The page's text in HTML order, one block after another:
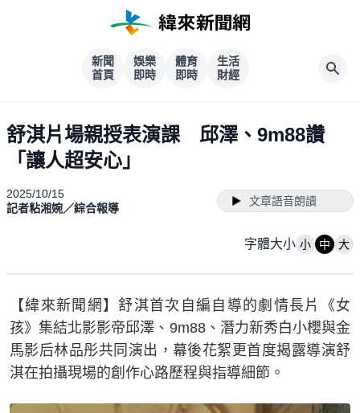
新聞
首頁
娛樂
即時
體育
即時
生活
財經
舒淇片場親授表演課 邱澤、9m88讚
「讓人超安心」
2025/10/15
記者粘湘婉／綜合報導
文章語音朗讀
字體大小 小 中 大
【緯來新聞網】舒淇首次自編自導的劇情長片《女
孩》集結北影影帝邱澤、9m88、潛力新秀白小櫻與金
馬影后林品彤共同演出，幕後花絮更首度揭露導演舒
淇在拍攝現場的創作心路歷程與指導細節。